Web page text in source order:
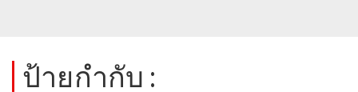
ป้ายกำกับ :